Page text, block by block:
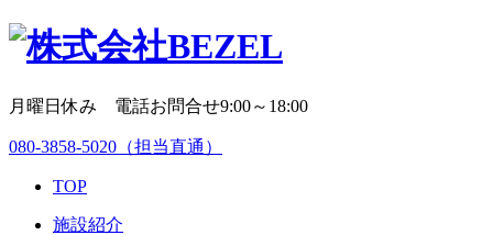
月曜日休み 電話お問合せ9:00～18:00
080-3858-5020 （担当直通）
TOP
施設紹介